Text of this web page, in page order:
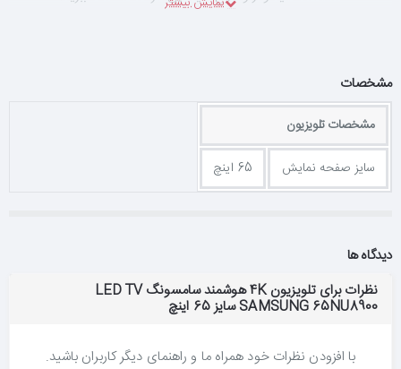
رنگ کریستالی پویا
با رنگ‌های کاملاً شفاف و شادابی پویا صحنه کاملی از زندگی را مشاهده
کنید. برای شگفت‌زده شدن آماده شوید.
بدون اینکه صفحه تار شود از محتوای اکشن سریع و روان لذت ببرید.
سرعت حرکتی 240 به محتوای ورزشی و پرتحرک جان می‌بخشد.
مشخصات
مشخصات تلویزیون
سایز صفحه نمایش
65 اینچ
دیدگاه ها
نظرات برای تلویزیون 4K هوشمند سامسونگ LED TV
SAMSUNG 65NU8900 سایز 65 اینچ
با افزودن نظرات خود همراه ما و راهنمای دیگر کاربران باشید.